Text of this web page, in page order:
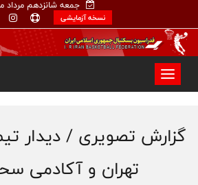
جمعه شانزدهم مرداد
نسخه آزمایشی
گزارش تصویری / دیدار
تهران و آکادمی